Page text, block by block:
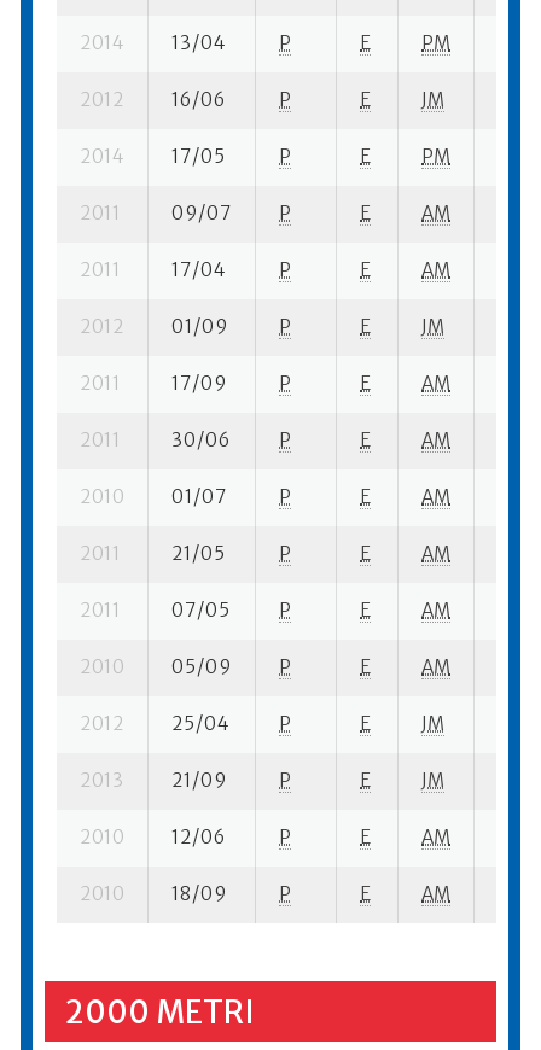
2014 13/04 P E PM
2012 16/06 P E JM
2014 17/05 P E PM
2011 09/07 P E AM
2011 17/04 P E AM
2012 01/09 P E JM
2011 17/09 P E AM
2011 30/06 P E AM
2010 01/07 P E AM
2011 21/05 P E AM
2011 07/05 P E AM
2010 05/09 P E AM
2012 25/04 P E JM
2013 21/09 P E JM
2010 12/06 P E AM
2010 18/09 P E AM
2000 METRI